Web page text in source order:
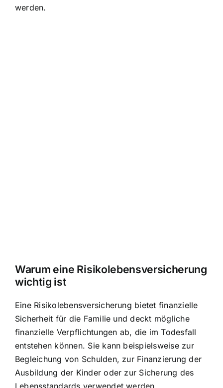
werden.
Warum eine Risikolebensversicherung
wichtig ist
Eine Risikolebensversicherung bietet finanzielle
Sicherheit für die Familie und deckt mögliche
finanzielle Verpflichtungen ab, die im Todesfall
entstehen können. Sie kann beispielsweise zur
Begleichung von Schulden, zur Finanzierung der
Ausbildung der Kinder oder zur Sicherung des
Lebensstandards verwendet werden.